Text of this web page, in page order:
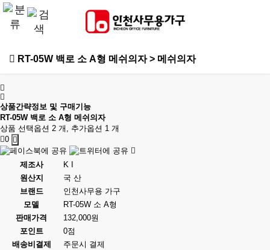
RT-05W 백로 소 A형 메쉬의자 > 메쉬의자
상품간략정보 및 구매기능
RT-05W 백로 소 A형 메쉬의자
상품 선택옵션 2 개, 추가옵션 1 개
0
제조사
K I
원산지
국 산
브랜드
인천사무용 가구
모델
RT-05W 소 A형
판매가격
132,000원
포인트
0점
배송비결제
주문시 결제